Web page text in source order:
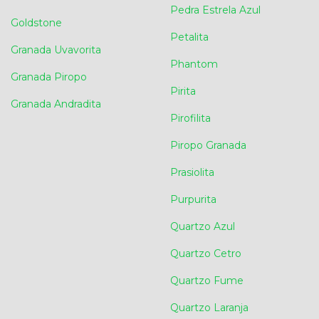
Goldstone
Granada Uvavorita
Granada Piropo
Granada Andradita
Pedra Estrela Azul
Petalita
Phantom
Pirita
Pirofilita
Piropo Granada
Prasiolita
Purpurita
Quartzo Azul
Quartzo Cetro
Quartzo Fume
Quartzo Laranja